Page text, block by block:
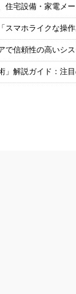
住宅設備・家電メ
スマホライクな操
で信頼性の高いシ
」解説ガイド：注